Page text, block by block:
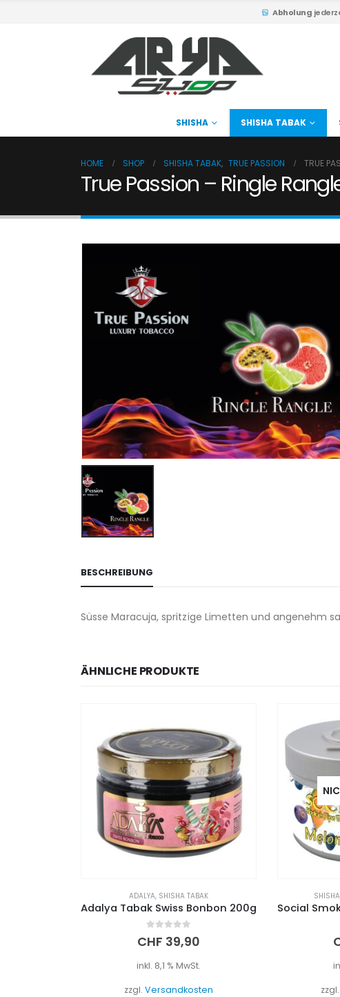
Abholung
SHISHA SHISHA TABAK
HOME SHOP SHISHA TABAK, TRUE PASSION TRUE
True Passion – Ringle
BESCHREIBUNG
Süsse Maracuja, spritzige Limetten und angenehm
ÄHNLICHE PRODUKTE
ADALYA, SHISHA TABAK
Adalya Tabak Swiss Bonbon 200g
out of 5
CHF 39,90
inkl. 8,1 % MwSt.
zzgl. Versandkosten zzgl.